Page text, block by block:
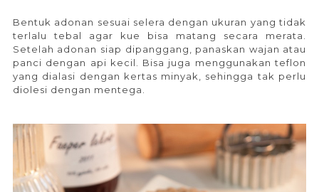
Bentuk adonan sesuai selera dengan ukuran yang tidak
terlalu tebal agar kue bisa matang secara merata.
Setelah adonan siap dipanggang, panaskan wajan atau
panci dengan api kecil. Bisa juga menggunakan teflon
yang dialasi dengan kertas minyak, sehingga tak perlu
diolesi dengan mentega.